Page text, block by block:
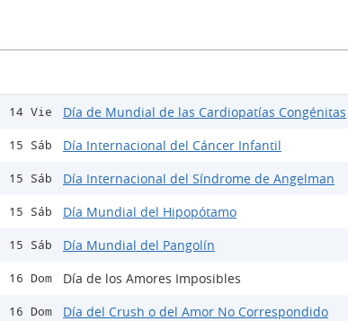
14 Vie Día de Mundial de las Cardiopatías Congénitas
15 Sáb Día Internacional del Cáncer Infantil
15 Sáb Día Internacional del Síndrome de Angelman
15 Sáb Día Mundial del Hipopótamo
15 Sáb Día Mundial del Pangolín
16 Dom Día de los Amores Imposibles
16 Dom Día del Crush o del Amor No Correspondido